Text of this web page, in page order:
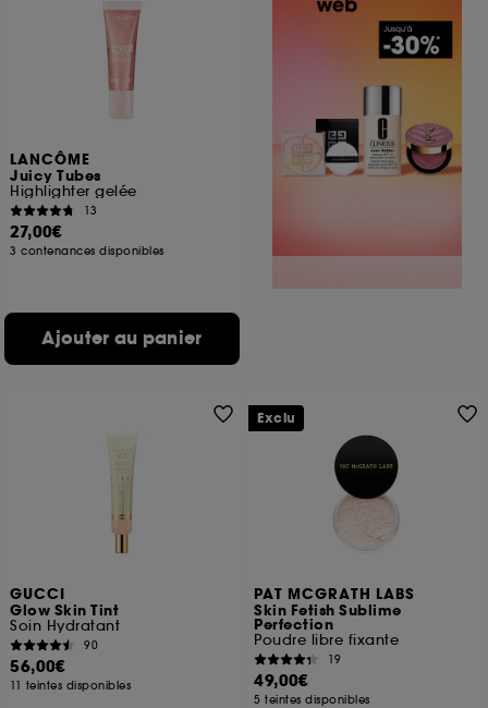
LANCÔME
Juicy Tubes
Highlighter gelée
13
27,00€
3 contenances disponibles
Ajouter au panier
GUCCI
Glow Skin Tint
Soin Hydratant
90
56,00€
11 teintes disponibles
PAT MCGRATH LABS
Skin Fetish Sublime
Perfection
Poudre libre fixante
19
49,00€
5 teintes disponibles
Exclu